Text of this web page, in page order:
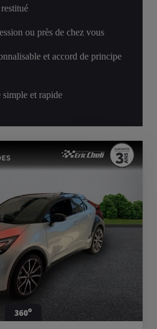
ou près de chez vous
et accord de principe
simple et rapide